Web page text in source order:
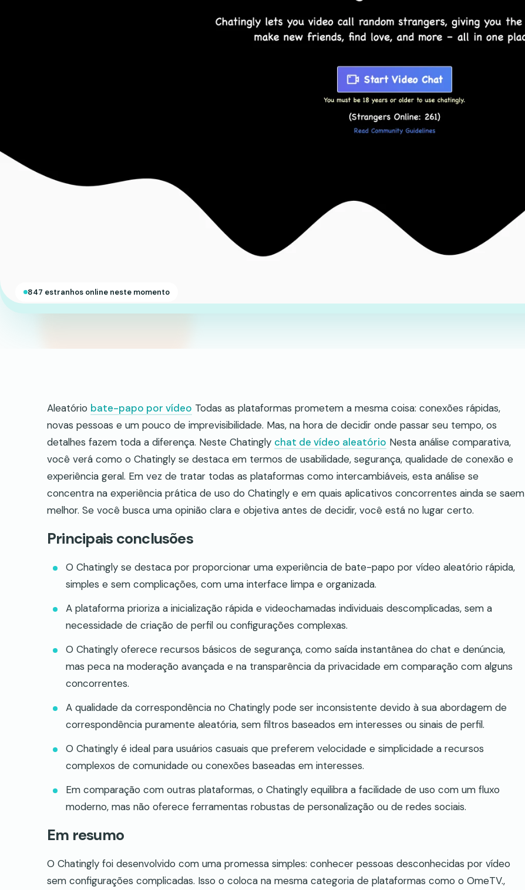
847 estranhos online neste momento
Aleatório bate-papo por vídeo Todas as plataformas prometem a mesma coisa: conexões rápidas,
novas pessoas e um pouco de imprevisibilidade. Mas, na hora de decidir onde passar seu tempo, os
detalhes fazem toda a diferença. Neste Chatingly chat de vídeo aleatório Nesta análise comparativa,
você verá como o Chatingly se destaca em termos de usabilidade, segurança, qualidade de conexão e
experiência geral. Em vez de tratar todas as plataformas como intercambiáveis, esta análise se
concentra na experiência prática de uso do Chatingly e em quais aplicativos concorrentes ainda se saem
melhor. Se você busca uma opinião clara e objetiva antes de decidir, você está no lugar certo.
Principais conclusões
O Chatingly se destaca por proporcionar uma experiência de bate-papo por vídeo aleatório rápida,
simples e sem complicações, com uma interface limpa e organizada.
A plataforma prioriza a inicialização rápida e videochamadas individuais descomplicadas, sem a
necessidade de criação de perfil ou configurações complexas.
O Chatingly oferece recursos básicos de segurança, como saída instantânea do chat e denúncia,
mas peca na moderação avançada e na transparência da privacidade em comparação com alguns
concorrentes.
A qualidade da correspondência no Chatingly pode ser inconsistente devido à sua abordagem de
correspondência puramente aleatória, sem filtros baseados em interesses ou sinais de perfil.
O Chatingly é ideal para usuários casuais que preferem velocidade e simplicidade a recursos
complexos de comunidade ou conexões baseadas em interesses.
Em comparação com outras plataformas, o Chatingly equilibra a facilidade de uso com um fluxo
moderno, mas não oferece ferramentas robustas de personalização ou de redes sociais.
Em resumo
O Chatingly foi desenvolvido com uma promessa simples: conhecer pessoas desconhecidas por vídeo
sem configurações complicadas. Isso o coloca na mesma categoria de plataformas como o OmeTV.,